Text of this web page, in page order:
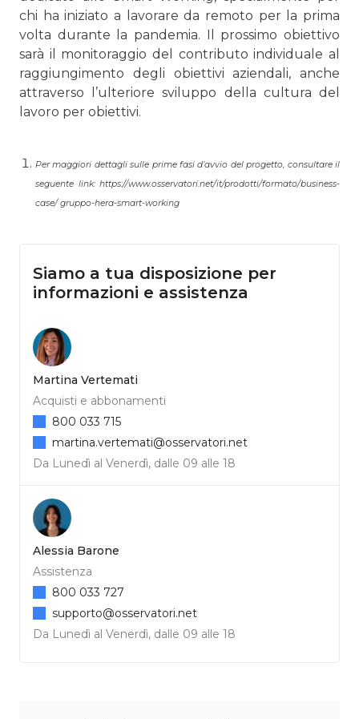
chi ha iniziato a lavorare da remoto per la prima
volta durante la pandemia. Il prossimo obiettivo
sarà il monitoraggio del contributo individuale al
raggiungimento degli obiettivi aziendali, anche
attraverso l’ulteriore sviluppo della cultura del
lavoro per obiettivi.
Per maggiori dettagli sulle prime fasi d’avvio del progetto, consultare il
seguente link: https://www.osservatori.net/it/prodotti/formato/business-
case/ gruppo-hera-smart-working
Siamo a tua disposizione per
informazioni e assistenza
Martina Vertemati
Acquisti e abbonamenti
Da Lunedì al Venerdì, dalle 09 alle 18
800 033 715
martina.vertemati@osservatori.net
Alessia Barone
Assistenza
Da Lunedì al Venerdì, dalle 09 alle 18
800 033 727
supporto@osservatori.net